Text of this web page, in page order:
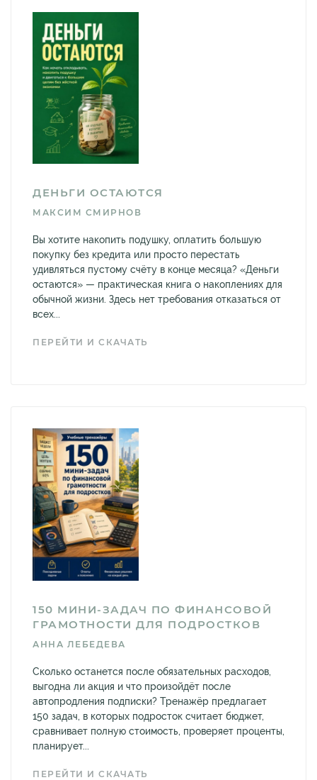
ДЕНЬГИ ОСТАЮТСЯ
МАКСИМ СМИРНОВ
Вы хотите накопить подушку, оплатить большую
покупку без кредита или просто перестать
удивляться пустому счёту в конце месяца? «Деньги
остаются» — практическая книга о накоплениях для
обычной жизни. Здесь нет требования отказаться от
всех...
ПЕРЕЙТИ И СКАЧАТЬ
150 МИНИ-ЗАДАЧ ПО ФИНАНСОВОЙ
ГРАМОТНОСТИ ДЛЯ ПОДРОСТКОВ
АННА ЛЕБЕДЕВА
Сколько останется после обязательных расходов,
выгодна ли акция и что произойдёт после
автопродления подписки? Тренажёр предлагает
150 задач, в которых подросток считает бюджет,
сравнивает полную стоимость, проверяет проценты,
планирует...
ПЕРЕЙТИ И СКАЧАТЬ